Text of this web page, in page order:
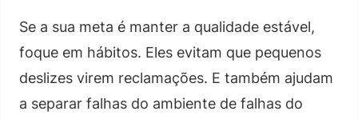
Se a sua meta é manter a qualidade estável,
foque em hábitos. Eles evitam que pequenos
deslizes virem reclamações. E também ajudam
a separar falhas do ambiente de falhas do